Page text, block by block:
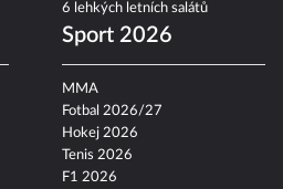
6 lehkých letních salátů
Sport 2026
MMA
Fotbal 2026/27
Hokej 2026
Tenis 2026
F1 2026